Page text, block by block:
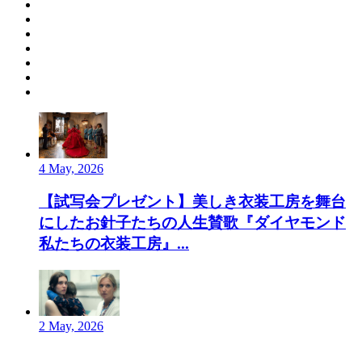
4 May, 2026
【試写会プレゼント】美しき衣装工房を舞台
にしたお針子たちの人生賛歌『ダイヤモンド
私たちの衣装工房』...
2 May, 2026